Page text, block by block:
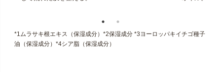
*1ムラサキ根エキス（保湿成分）*2保湿成分 *3ヨーロッパキイチゴ種子
油（保湿成分）*4シア脂（保湿成分）